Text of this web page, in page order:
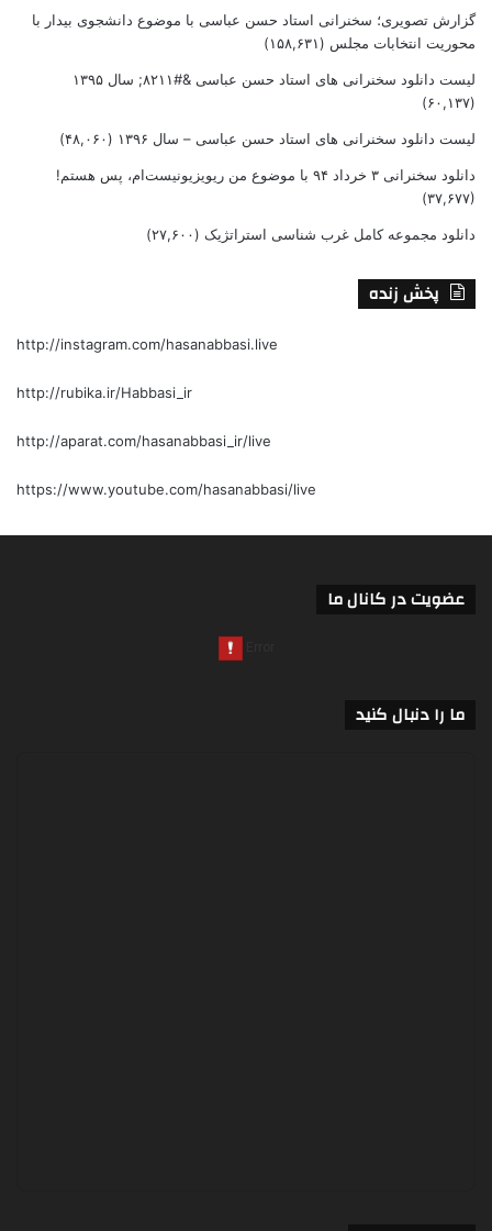
گزارش تصویری؛ سخنرانی استاد حسن عباسی با موضوع دانشجوی بیدار با
محوریت انتخابات مجلس (۱۵۸,۶۳۱)
لیست دانلود سخنرانی های استاد حسن عباسی &#۸۲۱۱; سال ۱۳۹۵
(۶۰,۱۳۷)
لیست دانلود سخنرانی های استاد حسن عباسی – سال ۱۳۹۶ (۴۸,۰۶۰)
دانلود سخنرانی ۳ خرداد ۹۴ با موضوع من ریویزیونیست‌ام، پس هستم!
(۳۷,۶۷۷)
دانلود مجموعه کامل غرب شناسی استراتژیک (۲۷,۶۰۰)
پخش زنده
http://instagram.com/hasanabbasi.live
http://rubika.ir/Habbasi_ir
http://aparat.com/hasanabbasi_ir/live
https://www.youtube.com/hasanabbasi/live
عضویت در کانال ما
ما را دنبال کنید